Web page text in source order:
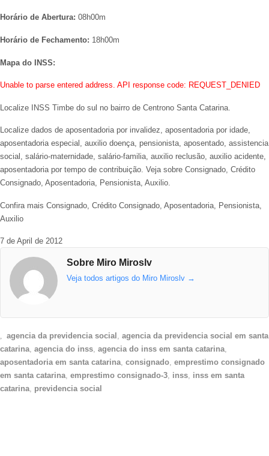
Horário de Abertura: 08h00m
Horário de Fechamento: 18h00m
Mapa do INSS:
Unable to parse entered address. API response code: REQUEST_DENIED
Localize INSS Timbe do sul no bairro de Centrono Santa Catarina.
Localize dados de aposentadoria por invalidez, aposentadoria por idade,
aposentadoria especial, auxilio doença, pensionista, aposentado, assistencia
social, salário-maternidade, salário-familia, auxilio reclusão, auxilio acidente,
aposentadoria por tempo de contribuição. Veja sobre Consignado, Crédito
Consignado, Aposentadoria, Pensionista, Auxilio.
Confira mais Consignado, Crédito Consignado, Aposentadoria, Pensionista,
Auxilio
7 de April de 2012
Sobre Miro Miroslv
Veja todos artigos do Miro Miroslv →
agencia da previdencia social ,agencia da previdencia social em santa
catarina, agencia do inss, agencia do inss em santa catarina,
aposentadoria em santa catarina, consignado, emprestimo consignado
em santa catarina, emprestimo consignado-3, inss, inss em santa
catarina, previdencia social